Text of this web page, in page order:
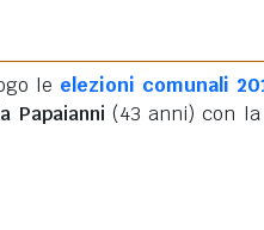
le elezioni comunali
Papaianni (43 anni) con